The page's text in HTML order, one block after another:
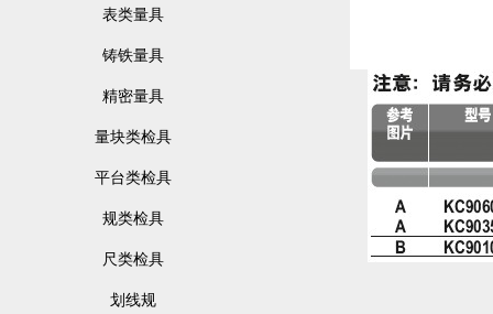
表类量具
铸铁量具
精密量具
量块类检具
平台类检具
规类检具
尺类检具
划线规